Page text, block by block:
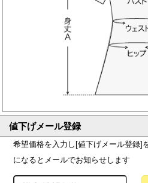
値下げメール登録
希望価格を入力し[値下げメール登録]
になるとメールでお知らせします